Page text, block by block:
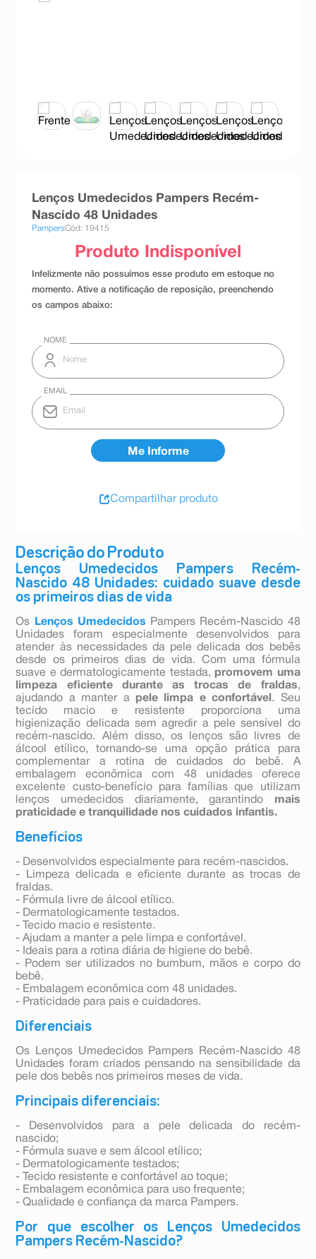
Descrição do Produto
Lenços Umedecidos Pampers Recém-
Nascido 48 Unidades: cuidado suave desde
os primeiros dias de vida
Os Lenços Umedecidos
Pampers Recém-Nascido 48
Unidades foram especialmente desenvolvidos para
atender às necessidades da pele delicada dos bebês
desde os primeiros dias de vida. Com uma fórmula
suave e dermatologicamente testada, promovem uma
limpeza eficiente durante as trocas de fraldas,
ajudando a manter a pele limpa e confortável . Seu
tecido macio e resistente proporciona uma
higienização delicada sem agredir a pele sensível do
recém-nascido. Além disso, os lenços são livres de
álcool etílico, tornando-se uma opção prática para
complementar a rotina de cuidados do bebê. A
embalagem econômica com 48 unidades oferece
excelente custo-benefício para famílias que utilizam
lenços umedecidos diariamente, garantindo mais
praticidade e tranquilidade nos cuidados infantis.
Benefícios
- Desenvolvidos especialmente para recém-nascidos.
- Limpeza delicada e eficiente durante as trocas de
fraldas.
- Fórmula livre de álcool etílico.
- Dermatologicamente testados.
- Tecido macio e resistente.
- Ajudam a manter a pele limpa e confortável.
- Ideais para a rotina diária de higiene do bebê.
- Podem ser utilizados no bumbum, mãos e corpo do
bebê.
- Embalagem econômica com 48 unidades.
- Praticidade para pais e cuidadores.
Diferenciais
Os Lenços Umedecidos Pampers Recém-Nascido 48
Unidades foram criados pensando na sensibilidade da
pele dos bebês nos primeiros meses de vida.
Principais diferenciais:
- Desenvolvidos para a pele delicada do recém-
nascido;
- Fórmula suave e sem álcool etílico;
- Dermatologicamente testados;
- Tecido resistente e confortável ao toque;
- Embalagem econômica para uso frequente;
- Qualidade e confiança da marca Pampers.
Por que escolher os Lenços Umedecidos
Pampers Recém-Nascido?
Lenços Umedecidos Pampers Recém-
Nascido 48 Unidades
PampersCód: 19415
Compartilhar produto